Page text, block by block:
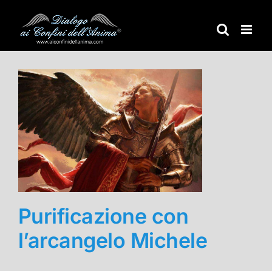
contenuto
Purificazione con
l’arcangelo Michele